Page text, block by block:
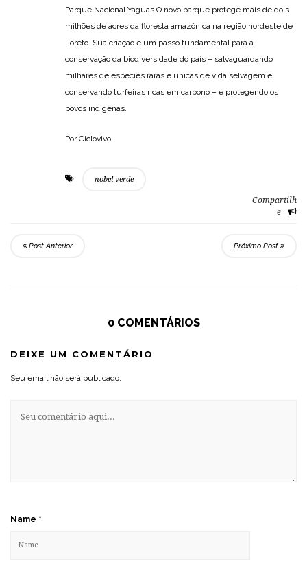
Parque Nacional Yaguas.O novo parque protege mais de dois
milhões de acres da floresta amazônica na região nordeste de
Loreto. Sua criação é um passo fundamental para a
conservação da biodiversidade do país – salvaguardando
milhares de espécies raras e únicas de vida selvagem e
conservando turfeiras ricas em carbono – e protegendo os
povos indígenas.
Por Ciclovivo
nobel verde
Compartilh
e
Post Anterior Próximo Post
0 COMENTÁRIOS
DEIXE UM COMENTÁRIO
Seu email não será publicado.
Name *